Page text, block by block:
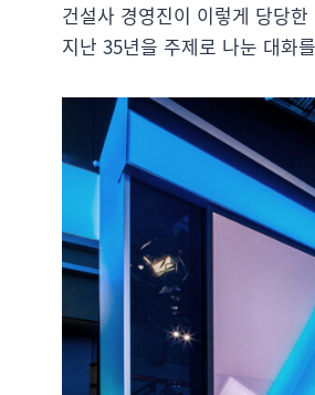
건설사 경영진이 이렇게 당당
지난 35년을 주제로 나눈 대화